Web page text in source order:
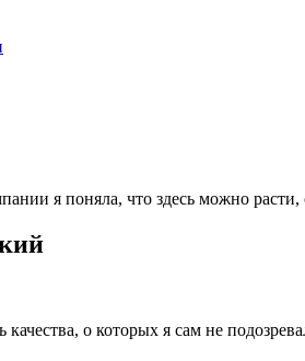
я поняла, что здесь можно расти,
о которых я сам не